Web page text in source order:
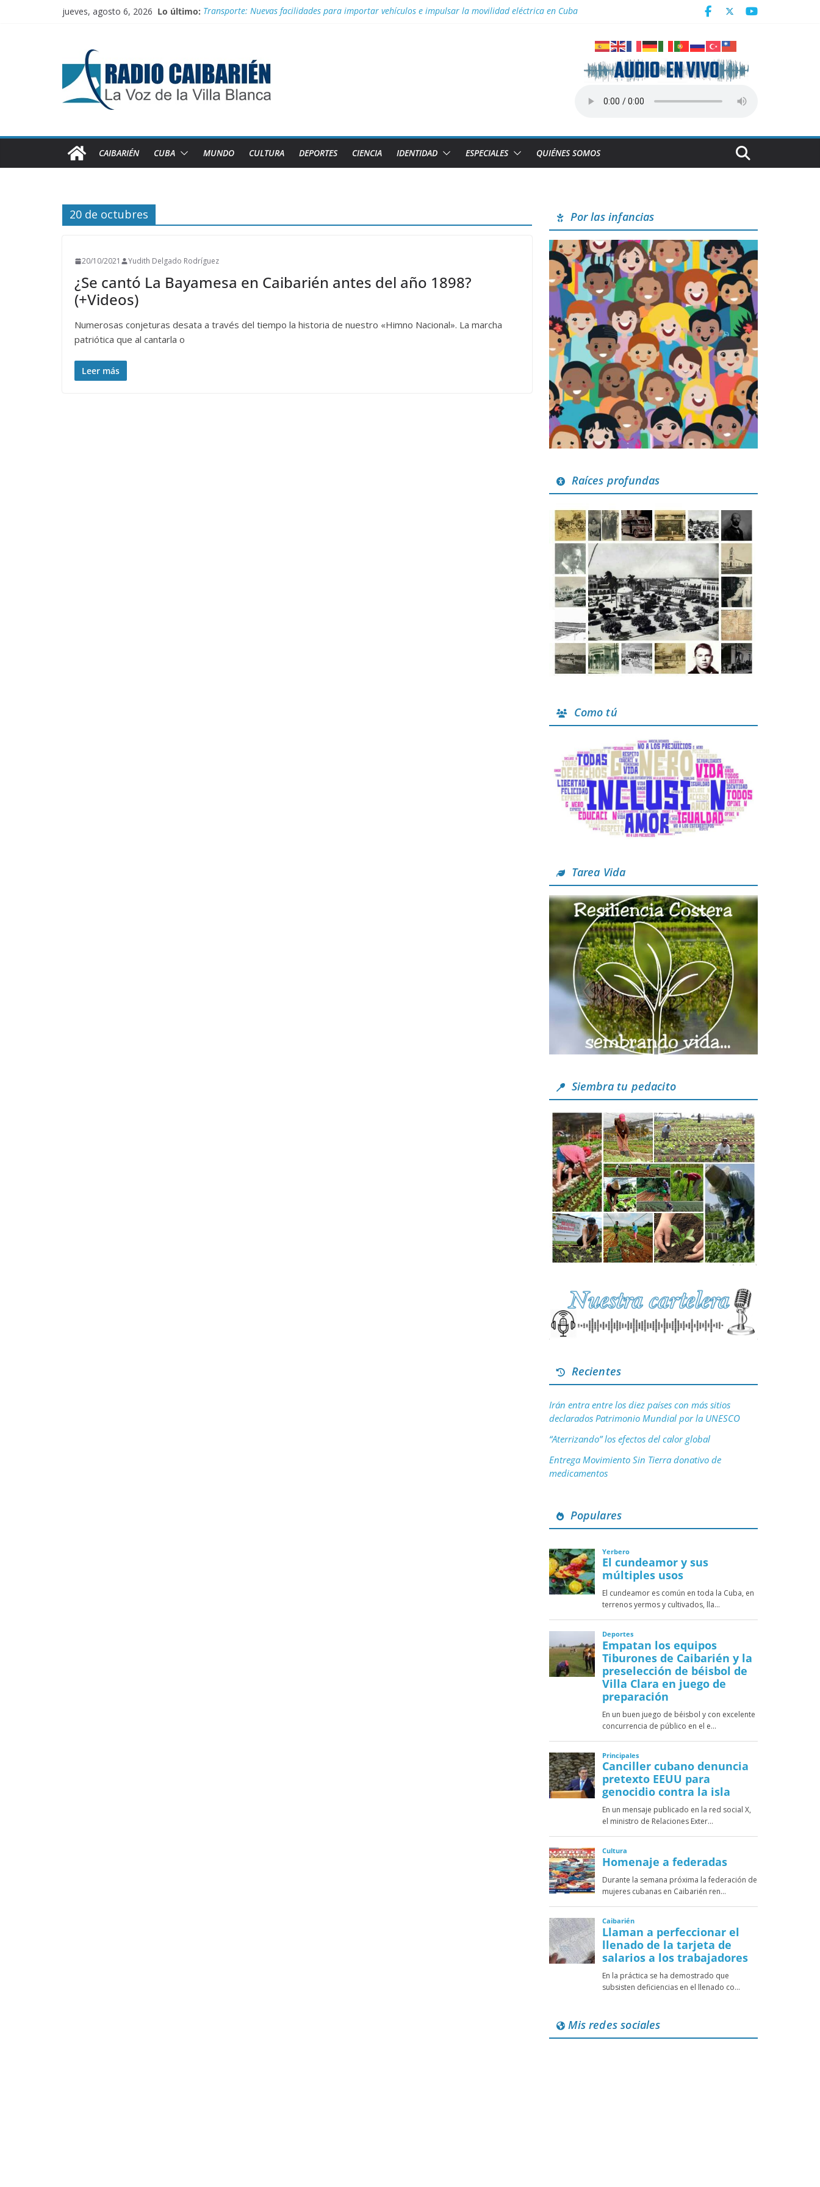
jueves, agosto 6, 2026 Lo último: Transporte: Nuevas facilidades para importar vehículos e impulsar la movilidad eléctrica en Cuba
Publican nuevas normas para el reordenamiento del comercio
CAIBARIÉN CUBA MUNDO CULTURA DEPORTES CIENCIA IDENTIDAD ESPECIALES QUIÉNES SOMOS
20 de octubres
20/10/2021 Yudith Delgado Rodríguez
¿Se cantó La Bayamesa en Caibarién antes del año 1898?
(+Videos)
Numerosas conjeturas desata a través del tiempo la historia de nuestro «Himno Nacional». La marcha
patriótica que al cantarla o
Leer más
Por las infancias
Raíces profundas
Como tú
Tarea Vida
Siembra tu pedacito
Recientes
Irán entra entre los diez países con más sitios
declarados Patrimonio Mundial por la UNESCO
“Aterrizando” los efectos del calor global
Entrega Movimiento Sin Tierra donativo de
medicamentos
Populares
Mis redes sociales